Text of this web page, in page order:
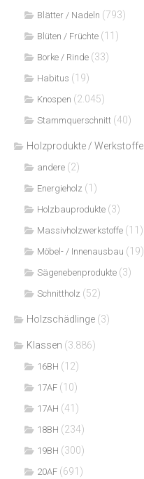
Blätter / Nadeln (793)
Blüten / Früchte (11)
Borke / Rinde (33)
Habitus (19)
Knospen (2.045)
Stammquerschnitt (40)
Holzprodukte / Werkstoffe
andere (2)
Energieholz (1)
Holzbauprodukte (3)
Massivholzwerkstoffe (11)
Möbel- / Innenausbau (19)
Sägenebenprodukte (3)
Schnittholz (52)
Holzschädlinge (3)
Klassen (3.886)
16BH (12)
17AF (10)
17AH (41)
18BH (234)
19BH (300)
20AF (691)